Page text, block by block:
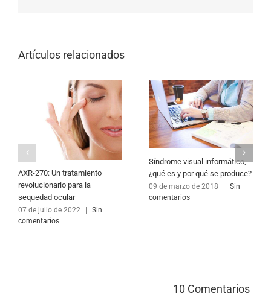
Artículos relacionados
AXR-270: Un tratamiento
revolucionario para la
sequedad ocular
07 de julio de 2022 |
Sin
comentarios
Síndrome visual informático,
¿qué es y por qué se produce?
09 de marzo de 2018 |
Sin
comentarios